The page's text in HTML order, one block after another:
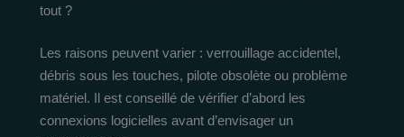
tout ?
Les raisons peuvent varier : verrouillage accidentel,
débris sous les touches, pilote obsolète ou problème
matériel. Il est conseillé de vérifier d’abord les
connexions logicielles avant d’envisager un